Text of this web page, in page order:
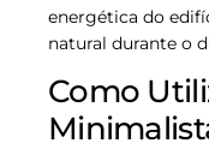
energética do
natural durante o
Como